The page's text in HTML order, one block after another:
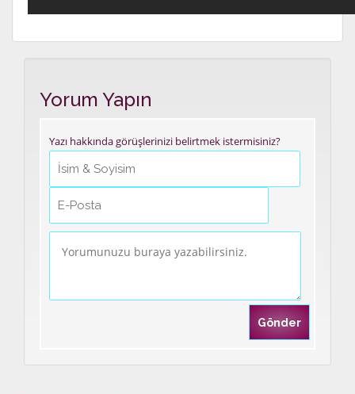
Yorum Yapın
Yazı hakkında görüşlerinizi belirtmek istermisiniz?